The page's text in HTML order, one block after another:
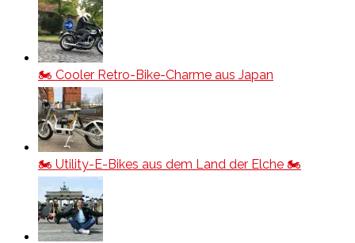
🏍️ Cooler Retro-Bike-Charme aus Japan
🏍️ Utility-E-Bikes aus dem Land der Elche 🏍️